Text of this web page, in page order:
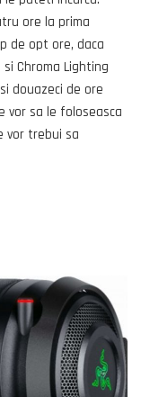
ore la prima
de opt ore, daca
Chroma Lighting
douazeci de ore
vor sa le foloseasca
vor trebui sa